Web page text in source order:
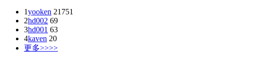
1yooken 21751
2hd002 69
3hd001 63
4kaven 20
更多>>>>